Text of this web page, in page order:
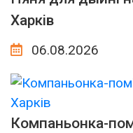
Харків
06.08.2026
Компаньонка-